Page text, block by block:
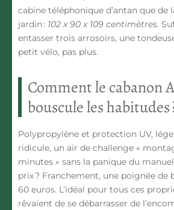
cabine téléphonique d’antan que de
jardin : 102 x 90 x 109 centimètres.
entasser trois arrosoirs, une
petit vélo, pas plus.
Comment le cabanon
bouscule les habitudes
Polypropylène et protection UV,
ridicule, un air de challenge «
minutes » sans la panique du
prix ? Franchement, une poignée de
60 euros. L’idéal pour tous ces
rêvaient de se débarrasser de